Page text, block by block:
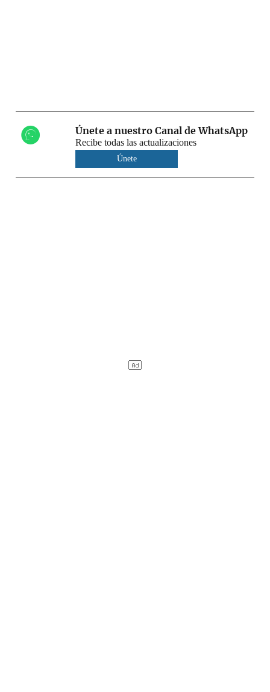
Únete a nuestro Canal de WhatsApp
Recibe todas las actualizaciones
Únete